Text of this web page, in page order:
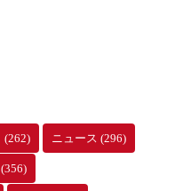
(262) ニュース (296)
(356)